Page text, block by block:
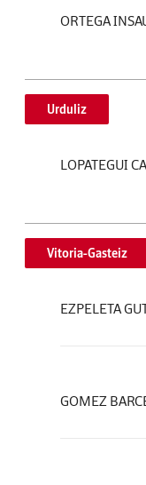
ORTEGA
Urduliz
LOPATEGUI
Vitoria-Gasteiz
EZPELETA
GOMEZ